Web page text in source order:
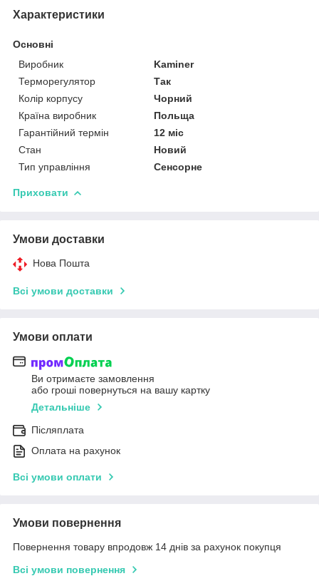
Характеристики
Основні
Виробник
Kaminer
Терморегулятор
Так
Колір корпусу
Чорний
Країна виробник
Польща
Гарантійний термін
12 міс
Стан
Новий
Тип управління
Сенсорне
Приховати
Умови доставки
Нова Пошта
Всі умови доставки
Умови оплати
Ви отримаєте замовлення
або гроші повернуться на вашу картку
Детальніше
Післяплата
Оплата на рахунок
Всі умови оплати
Умови повернення
Повернення товару впродовж 14 днів за рахунок покупця
Всі умови повернення